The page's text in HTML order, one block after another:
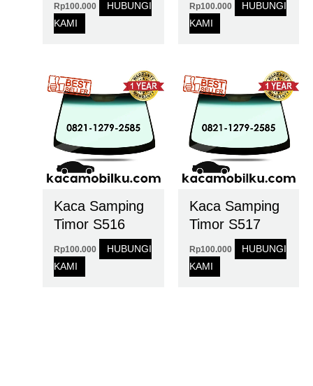
Rp100.000
HUBUNGI
KAMI
Rp100.000
HUBUNGI
KAMI
Kaca Samping
Timor S516
Rp100.000
HUBUNGI
KAMI
Kaca Samping
Timor S517
Rp100.000
HUBUNGI
KAMI